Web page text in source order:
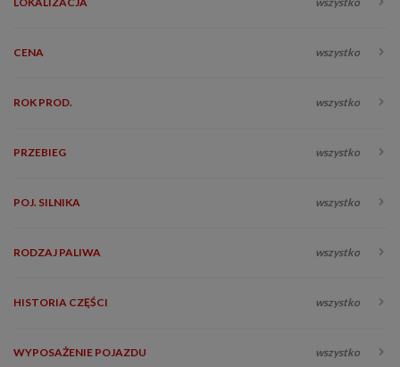
CENA wszystko
ROK PROD. wszystko
PRZEBIEG wszystko
POJ. SILNIKA wszystko
RODZAJ PALIWA wszystko
HISTORIA CZĘŚCI wszystko
WYPOSAŻENIE POJAZDU wszystko